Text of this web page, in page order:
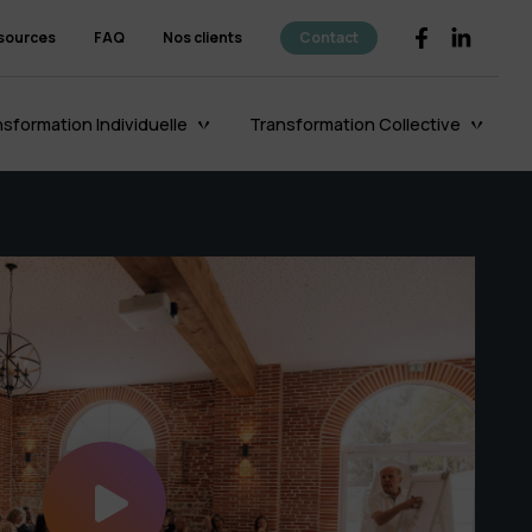
FAQ Nos clients Contact
Individuelle Transformation Collective
Le coaching
d’organisation
Découvrir